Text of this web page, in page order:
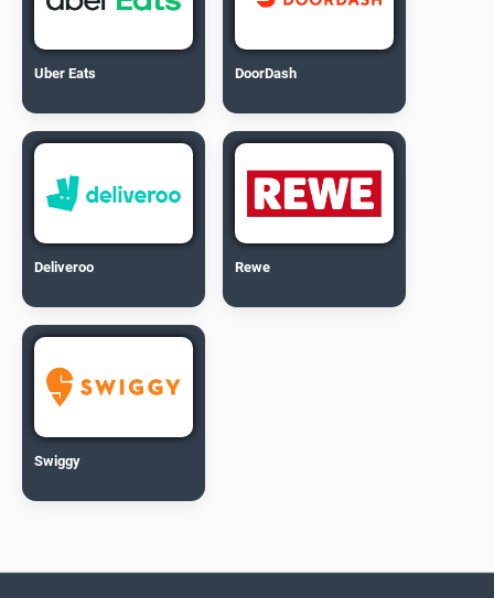
Uber Eats DoorDash
Deliveroo Rewe
Swiggy